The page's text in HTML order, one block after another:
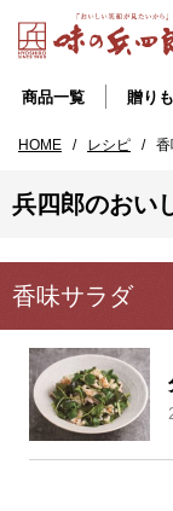
商品一覧 贈り
HOME / レシピ /
兵四郎のおい
香味サラダ